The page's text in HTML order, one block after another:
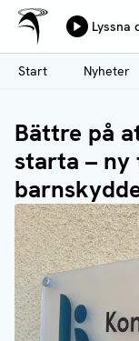
Hoppa
till
huvudinnehåll
Ålands Radio & TV
Lyssna
Start
Nyheter
Bättre på
starta –